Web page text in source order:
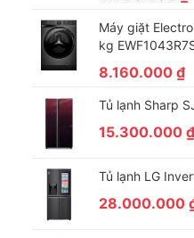
Máy giặt
kg
8.160.000 ₫
Tủ lạnh Sharp
15.300.000 ₫
Tủ lạnh LG
28.000.000